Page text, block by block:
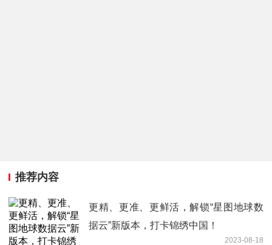
推荐内容
更精、更准、更鲜活，解锁“星图地球数
据云”新版本，打卡锦绣中国！
2023-08-18